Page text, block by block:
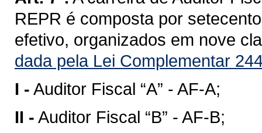
REPR é composta por
efetivo, organizados em nove
dada pela Lei Complementar
I - Auditor Fiscal “A” - AF-A;
II - Auditor Fiscal “B” - AF-B;